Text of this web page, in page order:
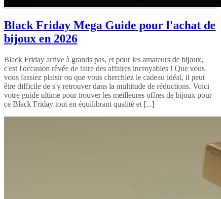
Black Friday Mega Guide pour l'achat de
bijoux en 2026
Black Friday arrive à grands pas, et pour les amateurs de bijoux,
c'est l'occasion rêvée de faire des affaires incroyables ! Que vous
vous fassiez plaisir ou que vous cherchiez le cadeau idéal, il peut
être difficile de s'y retrouver dans la multitude de réductions. Voici
votre guide ultime pour trouver les meilleures offres de bijoux pour
ce Black Friday tout en équilibrant qualité et [...]